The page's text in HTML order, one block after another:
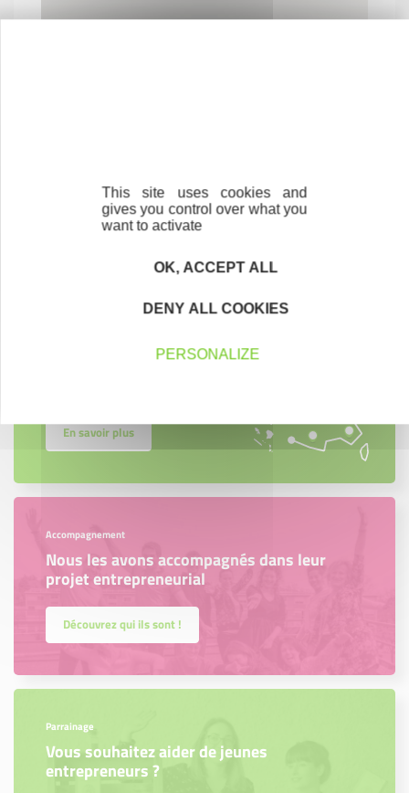
Contactez-nous ! Cliquez ici
Créateurs, repreneurs, vos interlocuteurs en
En savoir plus
Accompagnement
Nous les avons accompagnés dans leur
projet entrepreneurial
Découvrez qui ils sont !
Parrainage
Vous souhaitez aider de jeunes
entrepreneurs ?
This site uses cookies and
gives you control over what you
want to activate
OK, ACCEPT ALL
DENY ALL COOKIES
PERSONALIZE